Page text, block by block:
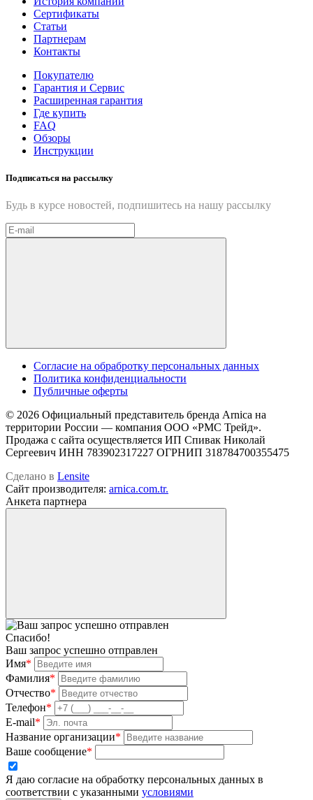
Сертификаты
Статьи
Партнерам
Контакты
Покупателю
Гарантия и Сервис
Расширенная гарантия
Где купить
FAQ
Обзоры
Инструкции
Подписаться на рассылку
Будь в курсе новостей, подпишитесь на нашу рассылку
Cогласие на обрабротку персональных данных
Политика конфиденциальности
Публичные оферты
© 2026 Официальный представитель бренда Arnica на
территории России — компания OOO «РМС Трейд».
Продажа с сайта осуществляется ИП Спивак Николай
Сергеевич ИНН 783902317227 ОГРНИП 318784700355475
Сделано в Lensite
Сайт производителя: arnica.com.tr.
Анкета партнера
Спасибо!
Ваш запрос успешно отправлен
Имя*
Фамилия*
Отчество*
Телефон*
E-mail*
Название организации*
Ваше сообщение*
Я даю согласие на обработку персональных данных в
соответствии с указанными условиями